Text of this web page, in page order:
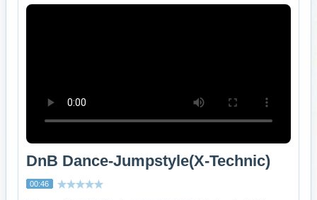
DnB Dance-Jumpstyle(X-Technic)
00:46